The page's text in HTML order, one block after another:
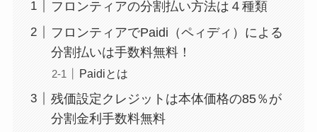
フロンティアの分割払い方法は４種類
フロンティアでPaidi（ペィディ）による
分割払いは手数料無料！
Paidiとは
残価設定クレジットは本体価格の85％が
分割金利手数料無料